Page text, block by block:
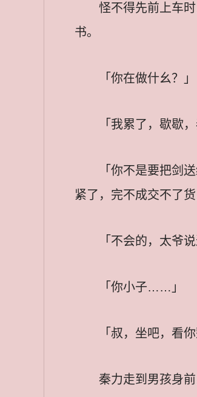
怪不得先前上车
书。
「你在做什幺？」
「我累了，歇歇
「你不是要把剑
紧了，完不成交不了
「不会的，太爷
「你小子……」
「叔，坐吧，看
秦力走到男孩身